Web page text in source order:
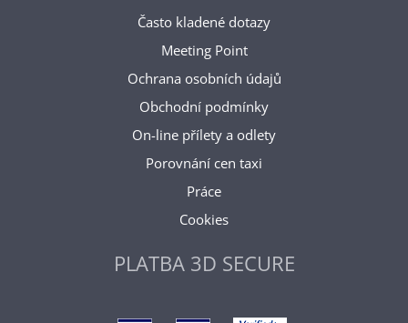
Často kladené dotazy
Meeting Point
Ochrana osobních údajů
Obchodní podmínky
On-line přílety a odlety
Porovnání cen taxi
Práce
Cookies
PLATBA 3D SECURE